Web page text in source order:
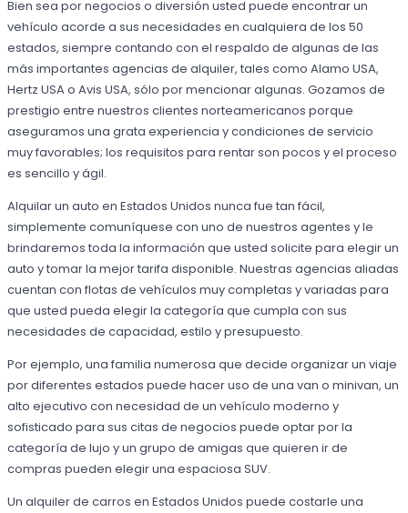
Bien sea por negocios o diversión usted puede encontrar un
vehículo acorde a sus necesidades en cualquiera de los 50
estados, siempre contando con el respaldo de algunas de las
más importantes agencias de alquiler, tales como Alamo USA,
Hertz USA o Avis USA, sólo por mencionar algunas. Gozamos de
prestigio entre nuestros clientes norteamericanos porque
aseguramos una grata experiencia y condiciones de servicio
muy favorables; los requisitos para rentar son pocos y el proceso
es sencillo y ágil.
Alquilar un auto en Estados Unidos nunca fue tan fácil,
simplemente comuníquese con uno de nuestros agentes y le
brindaremos toda la información que usted solicite para elegir un
auto y tomar la mejor tarifa disponible. Nuestras agencias aliadas
cuentan con flotas de vehículos muy completas y variadas para
que usted pueda elegir la categoría que cumpla con sus
necesidades de capacidad, estilo y presupuesto.
Por ejemplo, una familia numerosa que decide organizar un viaje
por diferentes estados puede hacer uso de una van o minivan, un
alto ejecutivo con necesidad de un vehículo moderno y
sofisticado para sus citas de negocios puede optar por la
categoría de lujo y un grupo de amigas que quieren ir de
compras pueden elegir una espaciosa SUV.
Un alquiler de carros en Estados Unidos puede costarle una